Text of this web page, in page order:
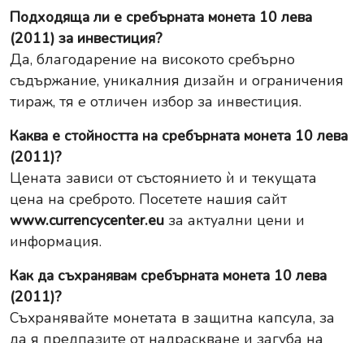
Подходяща ли е сребърната монета 10 лева
(2011) за инвестиция?
Да, благодарение на високото сребърно
съдържание, уникалния дизайн и ограничения
тираж, тя е отличен избор за инвестиция.
Каква е стойността на сребърната монета 10 лева
(2011)?
Цената зависи от състоянието ѝ и текущата
цена на среброто. Посетете нашия сайт
www.currencycenter.eu за актуални цени и
информация.
Как да съхранявам сребърната монета 10 лева
(2011)?
Съхранявайте монетата в защитна капсула, за
да я предпазите от надраскване и загуба на